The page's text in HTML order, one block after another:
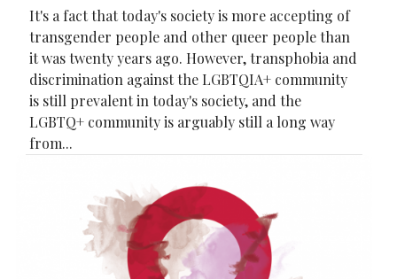
It's a fact that today's society is more accepting of
transgender people and other queer people than
it was twenty years ago. However, transphobia and
discrimination against the LGBTQIA+ community
is still prevalent in today's society, and the
LGBTQ+ community is arguably still a long way
from...